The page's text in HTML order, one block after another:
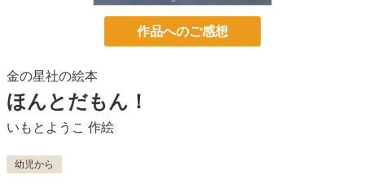
作品へのご感想
金の星社の絵本
ほんとだもん！
いもとようこ 作絵
幼児から